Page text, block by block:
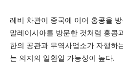
레비 차관이 중국에 이어 홍콩을
말레이시아를 방문한 것처럼 홍콩
한의 공관과 무역사업소가 자행하
는 의지의 일환일 가능성이 높다.